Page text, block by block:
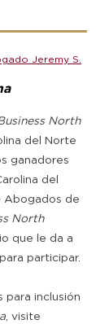
Jeremy S.
North
del Norte
ganadores
del
Abogados de
North
que le da a
participar.
para inclusión
, visite